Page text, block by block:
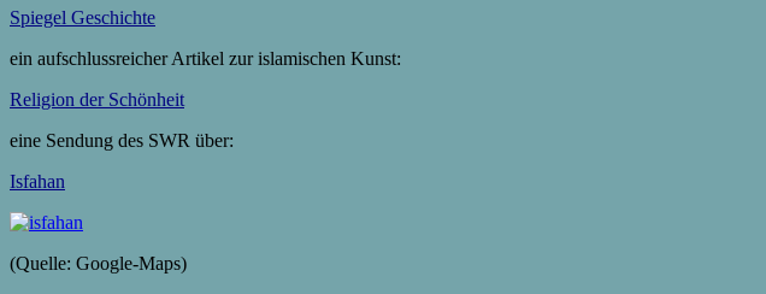
Spiegel Geschichte
ein aufschlussreicher Artikel zur islamischen Kunst:
Religion der Schönheit
eine Sendung des SWR über:
Isfahan
(Quelle: Google-Maps)